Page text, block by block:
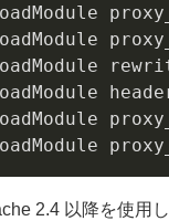
2.4 以降を使用